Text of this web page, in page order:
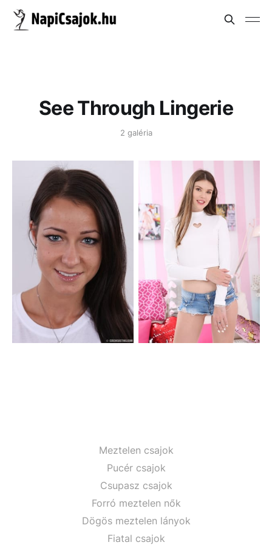
See Through Lingerie
2 galéria
Meztelen csajok
Pucér csajok
Csupasz csajok
Forró meztelen nők
Dögös meztelen lányok
Fiatal csajok